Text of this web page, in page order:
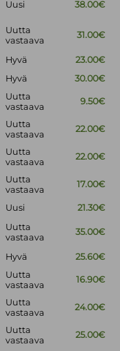
Uusi 38.00€
Uutta
vastaava
31.00€
Hyvä
23.00€
Hyvä 30.00€
Uutta
vastaava
9.50€
Uutta
vastaava
22.00€
Uutta
vastaava
22.00€
Uutta
vastaava
17.00€
Uusi
21.30€
Uutta
vastaava
35.00€
Hyvä 25.60€
Uutta
vastaava
16.90€
Uutta
vastaava
24.00€
Uutta
vastaava
25.00€